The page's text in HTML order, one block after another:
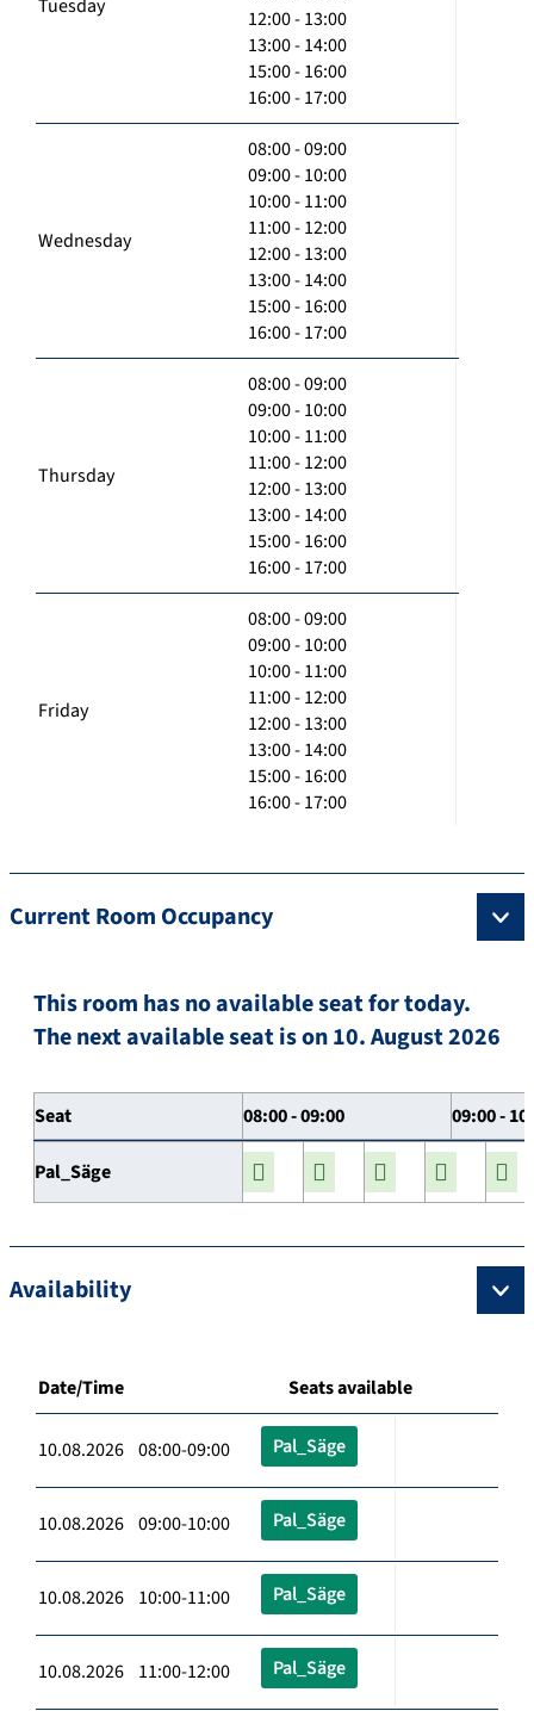
Tuesday
12:00 - 13:00
13:00 - 14:00
15:00 - 16:00
16:00 - 17:00
Wednesday
08:00 - 09:00
09:00 - 10:00
10:00 - 11:00
11:00 - 12:00
12:00 - 13:00
13:00 - 14:00
15:00 - 16:00
16:00 - 17:00
Thursday
08:00 - 09:00
09:00 - 10:00
10:00 - 11:00
11:00 - 12:00
12:00 - 13:00
13:00 - 14:00
15:00 - 16:00
16:00 - 17:00
Friday
08:00 - 09:00
09:00 - 10:00
10:00 - 11:00
11:00 - 12:00
12:00 - 13:00
13:00 - 14:00
15:00 - 16:00
16:00 - 17:00
Current Room Occupancy
This room has no available seat for today.
The next available seat is on 10. August 2026
Seat 08:00 - 09:00 09:00 -
Pal_Säge
Availability
Date/Time Seats available
10.08.2026 08:00-09:00 Pal_Säge
10.08.2026 09:00-10:00 Pal_Säge
10.08.2026 10:00-11:00 Pal_Säge
10.08.2026 11:00-12:00 Pal_Säge